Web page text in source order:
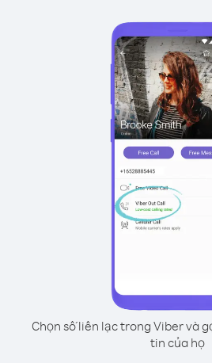
Chọn số liên lạc trong Viber và
tin của họ